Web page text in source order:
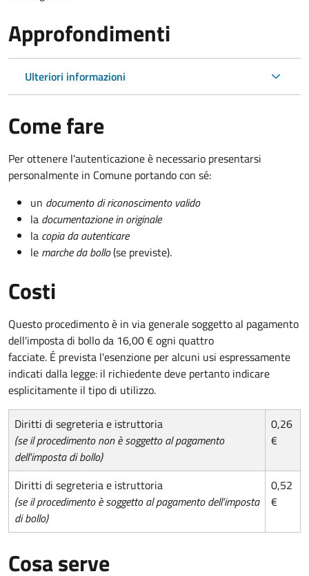
Approfondimenti
Ulteriori informazioni
Come fare
Per ottenere l'autenticazione è necessario presentarsi
personalmente in Comune portando con sé:
un documento di riconoscimento valido
la documentazione in originale
la copia da autenticare
le marche da bollo(se previste).
Costi
Questo procedimento è in via generale soggetto al pagamento
dell'imposta di bollo da 16,00 € ogni quattro
facciate. É prevista l'esenzione per alcuni usi espressamente
indicati dalla legge: il richiedente deve pertanto indicare
esplicitamente il tipo di utilizzo.
Diritti di segreteria e istruttoria
(se il procedimento non è soggetto al pagamento
dell'imposta di bollo)
0,26
€
Diritti di segreteria e istruttoria
(se il procedimento è soggetto al pagamento dell'imposta
di bollo)
0,52
€
Cosa serve